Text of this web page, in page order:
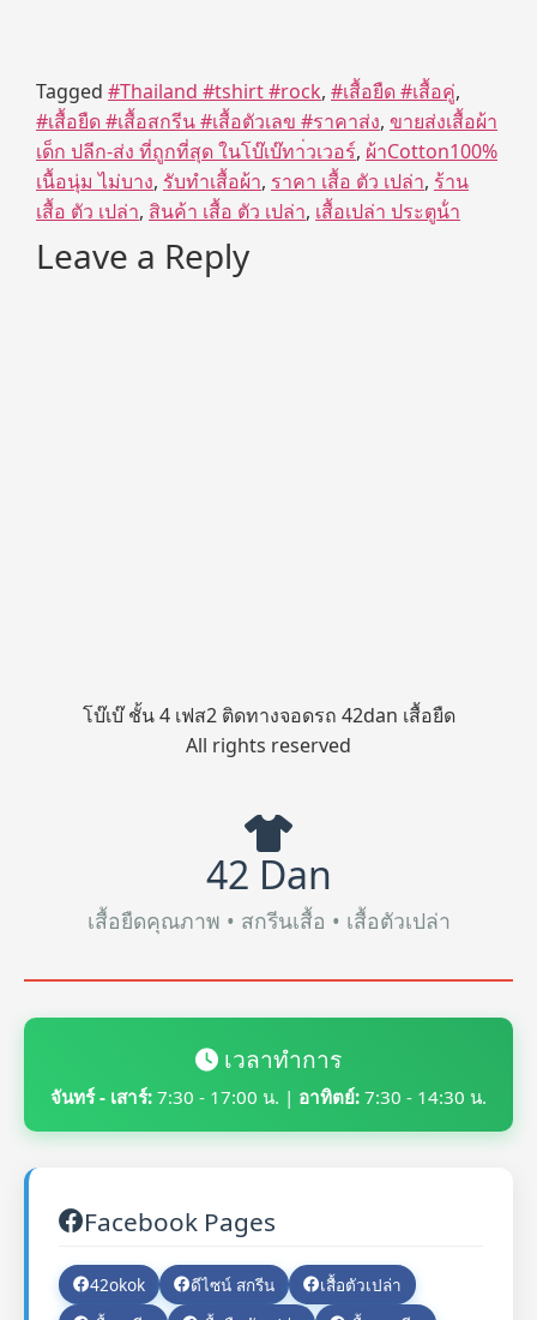
Tagged #Thailand #tshirt #rock, #เสื้อยืด #เสื้อคู่,
#เสื้อยืด #เสื้อสกรีน #เสื้อตัวเลข #ราคาส่ง, ขายส่งเสื้อผ้า
เด็ก ปลีก-ส่ง ที่ถูกที่สุด ในโบ๊เบ๊ทา่วเวอร์, ผ้าCotton100%
เนื้อนุ่ม ไม่บาง, รับทำเสื้อผ้า, ราคา เสื้อ ตัว เปล่า, ร้าน
เสื้อ ตัว เปล่า, สินค้า เสื้อ ตัว เปล่า, เสื้อเปล่า ประตูน้ํา
Leave a Reply
โบ๊เบ๊ ชั้น 4 เฟส2 ติดทางจอดรถ 42dan เสื้อยืด
All rights reserved
42 Dan
เสื้อยืดคุณภาพ • สกรีนเสื้อ • เสื้อตัวเปล่า
เวลาทำการ
จันทร์ - เสาร์: 7:30 - 17:00 น. | อาทิตย์: 7:30 - 14:30 น.
Facebook Pages
42okok ดีไซน์ สกรีน
เสื้อตัวเปล่า